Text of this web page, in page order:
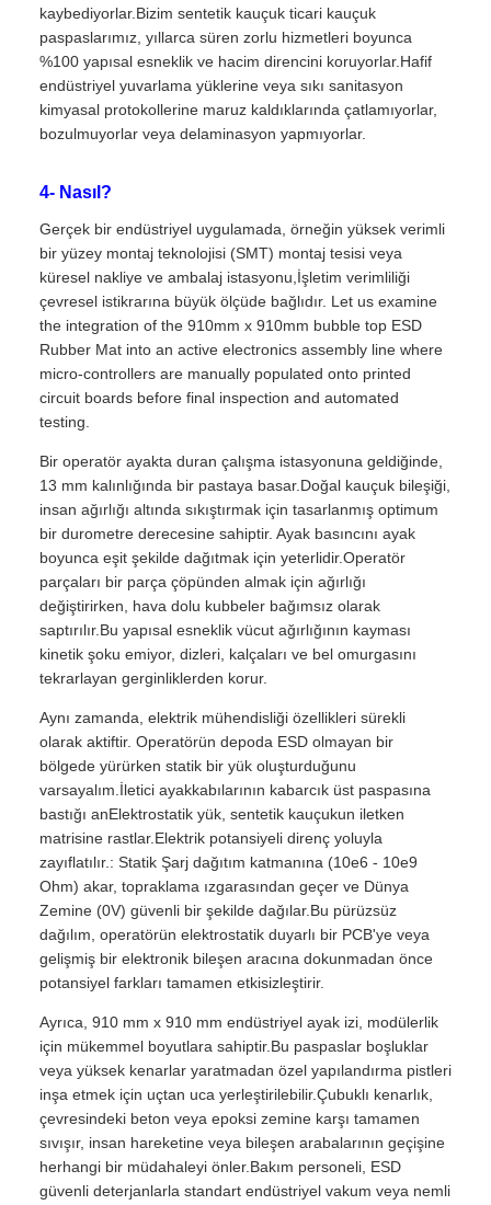
kaybediyorlar.Bizim sentetik kauçuk ticari kauçuk
paspaslarımız, yıllarca süren zorlu hizmetleri boyunca
%100 yapısal esneklik ve hacim direncini koruyorlar.Hafif
endüstriyel yuvarlama yüklerine veya sıkı sanitasyon
kimyasal protokollerine maruz kaldıklarında çatlamıyorlar,
bozulmuyorlar veya delaminasyon yapmıyorlar.
4- Nasıl?
Gerçek bir endüstriyel uygulamada, örneğin yüksek verimli
bir yüzey montaj teknolojisi (SMT) montaj tesisi veya
küresel nakliye ve ambalaj istasyonu,İşletim verimliliği
çevresel istikrarına büyük ölçüde bağlıdır. Let us examine
the integration of the 910mm x 910mm bubble top ESD
Rubber Mat into an active electronics assembly line where
micro-controllers are manually populated onto printed
circuit boards before final inspection and automated
testing.
Bir operatör ayakta duran çalışma istasyonuna geldiğinde,
13 mm kalınlığında bir pastaya basar.Doğal kauçuk bileşiği,
insan ağırlığı altında sıkıştırmak için tasarlanmış optimum
bir durometre derecesine sahiptir. Ayak basıncını ayak
boyunca eşit şekilde dağıtmak için yeterlidir.Operatör
parçaları bir parça çöpünden almak için ağırlığı
değiştirirken, hava dolu kubbeler bağımsız olarak
saptırılır.Bu yapısal esneklik vücut ağırlığının kayması
kinetik şoku emiyor, dizleri, kalçaları ve bel omurgasını
tekrarlayan gerginliklerden korur.
Aynı zamanda, elektrik mühendisliği özellikleri sürekli
olarak aktiftir. Operatörün depoda ESD olmayan bir
bölgede yürürken statik bir yük oluşturduğunu
varsayalım.İletici ayakkabılarının kabarcık üst paspasına
bastığı anElektrostatik yük, sentetik kauçukun iletken
matrisine rastlar.Elektrik potansiyeli direnç yoluyla
zayıflatılır.: Statik Şarj dağıtım katmanına (10e6 - 10e9
Ohm) akar, topraklama ızgarasından geçer ve Dünya
Zemine (0V) güvenli bir şekilde dağılar.Bu pürüzsüz
dağılım, operatörün elektrostatik duyarlı bir PCB'ye veya
gelişmiş bir elektronik bileşen aracına dokunmadan önce
potansiyel farkları tamamen etkisizleştirir.
Ayrıca, 910 mm x 910 mm endüstriyel ayak izi, modülerlik
için mükemmel boyutlara sahiptir.Bu paspaslar boşluklar
veya yüksek kenarlar yaratmadan özel yapılandırma pistleri
inşa etmek için uçtan uca yerleştirilebilir.Çubuklı kenarlık,
çevresindeki beton veya epoksi zemine karşı tamamen
sıvışır, insan hareketine veya bileşen arabalarının geçişine
herhangi bir müdahaleyi önler.Bakım personeli, ESD
güvenli deterjanlarla standart endüstriyel vakum veya nemli